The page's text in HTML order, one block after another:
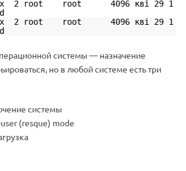
x 2 root root 4096 кві 29 1
x 2 root root 4096 кві 29 1
системы — назначение
но в любой системе есть три
системы
(resque) mode